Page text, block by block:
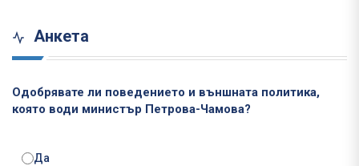
Анкета
Одобрявате ли поведението и външната политика,
която води министър Петрова-Чамова?
Да